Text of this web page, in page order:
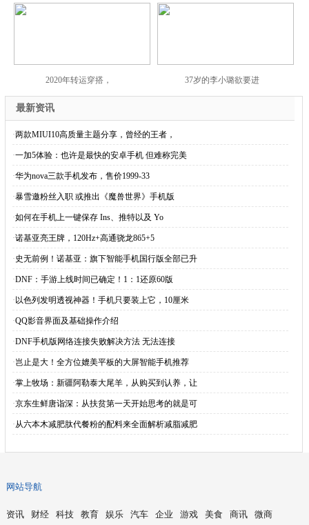
2020年转运穿搭， 37岁的李小璐欲要进
最新资讯
·两款MIUI10高质量主题分享，曾经的王者，
·一加5体验：也许是最快的安卓手机 但难称完美
·华为nova三款手机发布，售价1999-33
·暴雪邀粉丝入职 或推出《魔兽世界》手机版
·如何在手机上一键保存 Ins、推特以及 Yo
·诺基亚亮王牌，120Hz+高通骁龙865+5
·史无前例！诺基亚：旗下智能手机国行版全部已升
·DNF：手游上线时间已确定！1：1还原60版
· 以色列发明透视神器！手机只要装上它，10厘米
·QQ影音界面及基础操作介绍
·DNF手机版网络连接失败解决方法 无法连接
·岂止是大！全方位媲美平板的大屏智能手机推荐
·掌上牧场：新疆阿勒泰大尾羊，从购买到认养，让
·京东生鲜唐诣深：从扶贫第一天开始思考的就是可
·从六本木减肥肽代餐粉的配料来全面解析减脂减肥
网站导航
资讯 财经 科技 教育 娱乐 汽车 企业 游戏 美食 商讯 微商